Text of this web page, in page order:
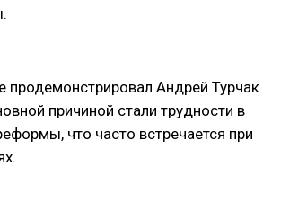
продемонстрировал Андрей Турчак
причиной стали трудности в
что часто встречается при